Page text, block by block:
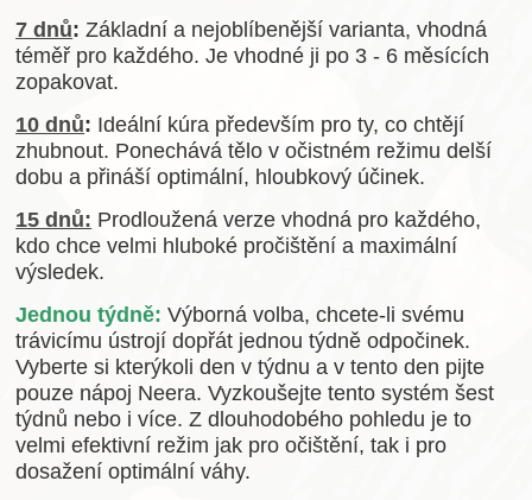
7 dnů:Základní a nejoblíbenější varianta, vhodná
téměř pro každého. Je vhodné ji po 3 - 6 měsících
zopakovat.
10 dnů: Ideální kúra především pro ty, co chtějí
zhubnout. Ponechává tělo v očistném režimu delší
dobu a přináší optimální, hloubkový účinek.
15 dnů: Prodloužená verze vhodná pro každého,
kdo chce velmi hluboké pročištění a maximální
výsledek.
Jednou týdně:Výborná volba, chcete-li svému
trávicímu ústrojí dopřát jednou týdně odpočinek.
Vyberte si kterýkoli den v týdnu a v tento den pijte
pouze nápoj Neera. Vyzkoušejte tento systém šest
týdnů nebo i více. Z dlouhodobého pohledu je to
velmi efektivní režim jak pro očištění, tak i pro
dosažení optimální váhy.